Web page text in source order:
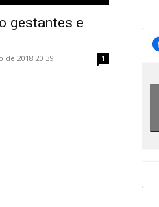
gestantes e
2018 20:39 1